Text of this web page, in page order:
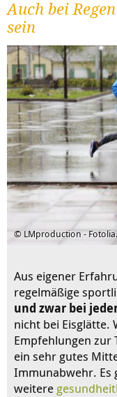
Auch bei
sein
© LMproduction -
Aus eigener
regelmäßige
und zwar bei
nicht bei Eisglätte.
Empfehlungen zur
ein sehr gutes
Immunabwehr. Es
weitere